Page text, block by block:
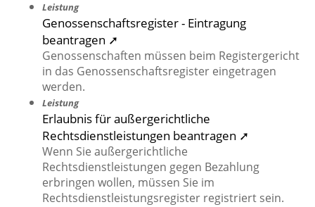
Leistung
Genossenschaftsregister - Eintragung
beantragen ➚
Genossenschaften müssen beim Registergericht
in das Genossenschaftsregister eingetragen
werden.
Leistung
Erlaubnis für außergerichtliche
Rechtsdienstleistungen beantragen ➚
Wenn Sie außergerichtliche
Rechtsdienstleistungen gegen Bezahlung
erbringen wollen, müssen Sie im
Rechtsdienstleistungsregister registriert sein.